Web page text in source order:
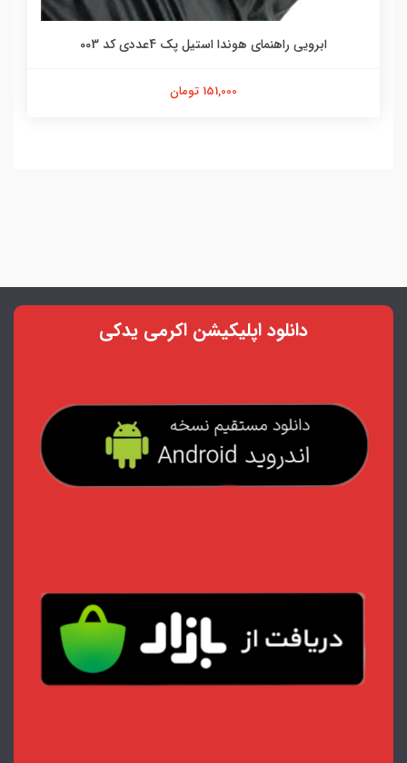
ابرویی راهنمای هوندا استیل پک 4عددی کد 003
151,000 تومان
دانلود اپلیکیشن اکرمی یدکی